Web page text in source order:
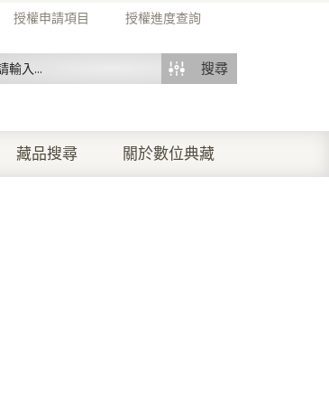
授權申請項目 授權進度查詢
搜尋
藏品搜尋 關於數位典藏